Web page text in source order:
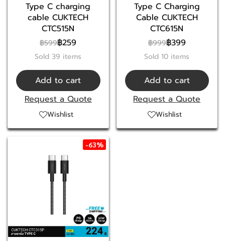
Type C charging
cable CUKTECH
CTC515N
฿599฿259
Sold 39 items
Add to cart
Request a Quote
Wishlist
Type C Charging
Cable CUKTECH
CTC615N
฿999฿399
Sold 10 items
Add to cart
Request a Quote
Wishlist
-63%